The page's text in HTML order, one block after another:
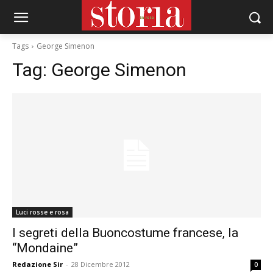
Tags George Simenon
Tag: George Simenon
Luci rosse e rosa
I segreti della Buoncostume francese, la
“Mondaine”
Redazione Sir - 28 Dicembre 2012 0